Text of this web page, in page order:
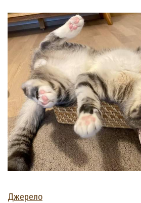
Джерело